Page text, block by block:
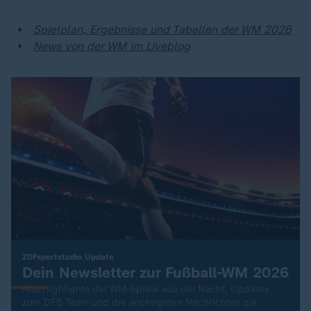
Spielplan, Ergebnisse und Tabellen der WM 2026
News von der WM im Liveblog
ZDFsportstudio Update
:
Dein Newsletter zur Fußball-WM 2026
Alle Highlights der WM-Spiele aus der Nacht, Updates
zum DFB-Team und die wichtigsten Nachrichten zur